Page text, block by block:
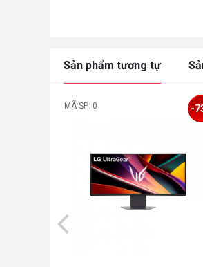
Sản phẩm tương tự
MÃ SP: 0 -